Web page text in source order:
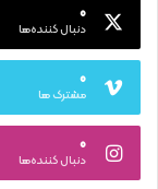
۰
دنبال کننده‌ها
۰
مشترک ها
۰
دنبال کننده‌ها